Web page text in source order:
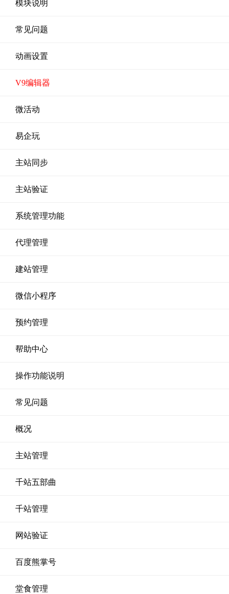
模块说明
常见问题
动画设置
V9编辑器
微活动
易企玩
主站同步
主站验证
系统管理功能
代理管理
建站管理
微信小程序
预约管理
帮助中心
操作功能说明
常见问题
概况
主站管理
千站五部曲
千站管理
网站验证
百度熊掌号
堂食管理